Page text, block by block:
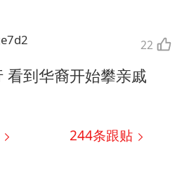
22
看到华裔开始攀亲戚
244条跟贴